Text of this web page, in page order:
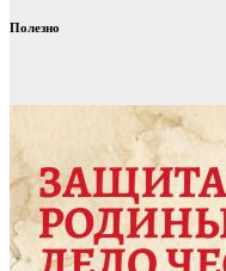
Полезно